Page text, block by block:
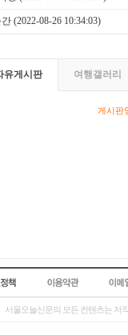
(2022-08-26 10:34:03)
유게시판 여행갤러리
게시판
서울오늘신문의 모든 컨텐츠는 저